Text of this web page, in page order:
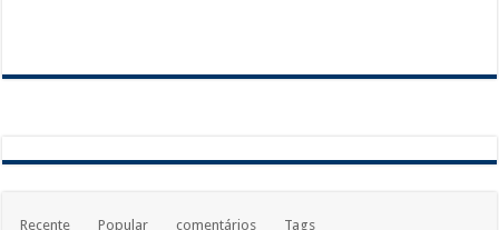
Recente Popular comentários Tags